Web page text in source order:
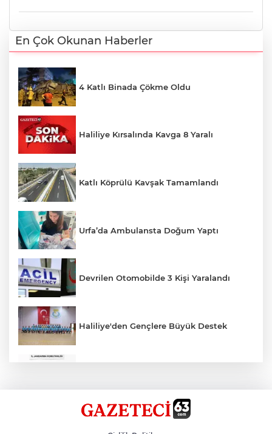
En Çok Okunan Haberler
4 Katlı Binada Çökme Oldu
Haliliye Kırsalında Kavga 8 Yaralı
Katlı Köprülü Kavşak Tamamlandı
Urfa’da Ambulansta Doğum Yaptı
Devrilen Otomobilde 3 Kişi Yaralandı
Haliliye'den Gençlere Büyük Destek
Hikmet Başak’tan Ulaşım Çalışması